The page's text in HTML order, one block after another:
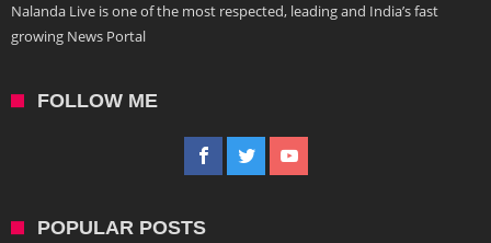
Nalanda Live is one of the most respected, leading and India’s fast
growing News Portal
FOLLOW ME
POPULAR POSTS